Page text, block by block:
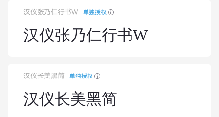
汉仪张乃仁行书W 单独授权
汉仪张乃仁行书W
汉仪长美黑简 单独授权
汉仪长美黑简